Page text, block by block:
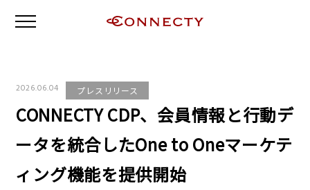
2026.06.04 プレスリリース
CONNECTY CDP、会員情報と行動デ
ータを統合したOne to Oneマーケテ
ィング機能を提供開始